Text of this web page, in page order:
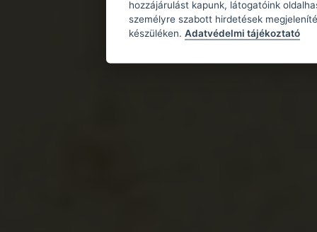
hozzájárulást kapunk, látogatóink
személyre szabott hirdetések
készüléken. Adatvédelmi tájékoztató